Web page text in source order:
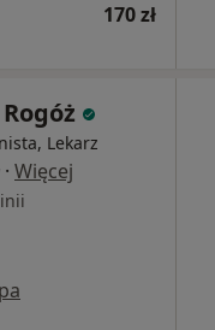
170 zł
Lekarz
· Więcej